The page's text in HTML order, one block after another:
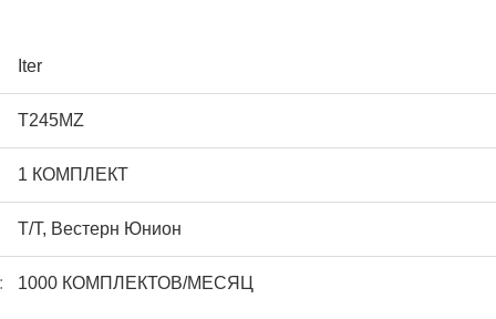
Iter
T245MZ
1 КОМПЛЕКТ
Т/Т, Вестерн Юнион
1000 КОМПЛЕКТОВ/МЕСЯЦ